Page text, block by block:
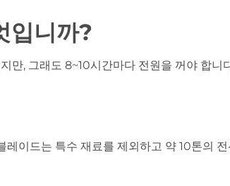
입니까?
만, 그래도 8~10시간마다 전원을 꺼야 합니
이드는 특수 재료를 제외하고 약 10톤의